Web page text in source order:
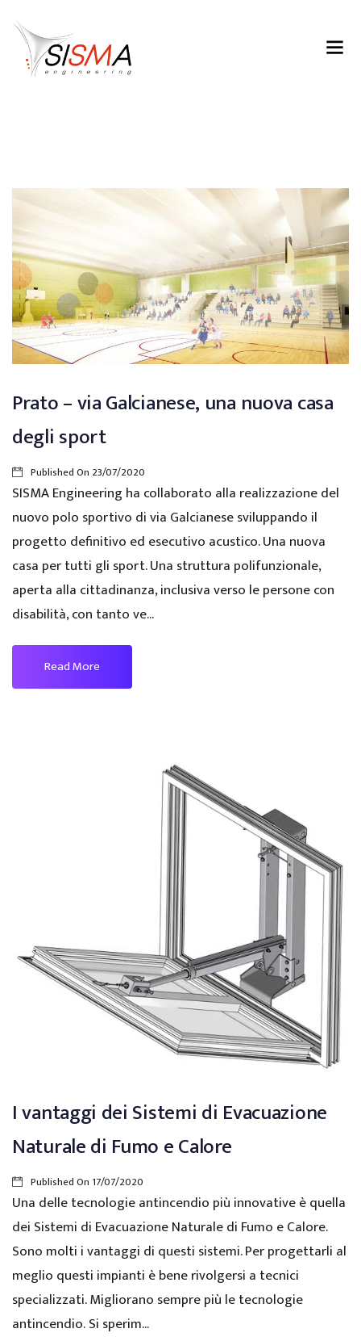
Prato – via Galcianese, una nuova casa
degli sport
Published On 23/07/2020
SISMA Engineering ha collaborato alla realizzazione del
nuovo polo sportivo di via Galcianese sviluppando il
progetto definitivo ed esecutivo acustico. Una nuova
casa per tutti gli sport. Una struttura polifunzionale,
aperta alla cittadinanza, inclusiva verso le persone con
disabilità, con tanto ve...
Read More
I vantaggi dei Sistemi di Evacuazione
Naturale di Fumo e Calore
Published On 17/07/2020
Una delle tecnologie antincendio più innovative è quella
dei Sistemi di Evacuazione Naturale di Fumo e Calore.
Sono molti i vantaggi di questi sistemi. Per progettarli al
meglio questi impianti è bene rivolgersi a tecnici
specializzati. Migliorano sempre più le tecnologie
antincendio. Si sperim...